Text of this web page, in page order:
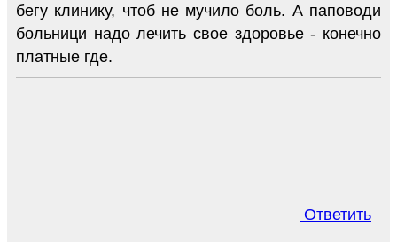
бегу клинику, чтоб не мучило боль. А паповоди
больници надо лечить свое здоровье - конечно
платные где.
Ответить